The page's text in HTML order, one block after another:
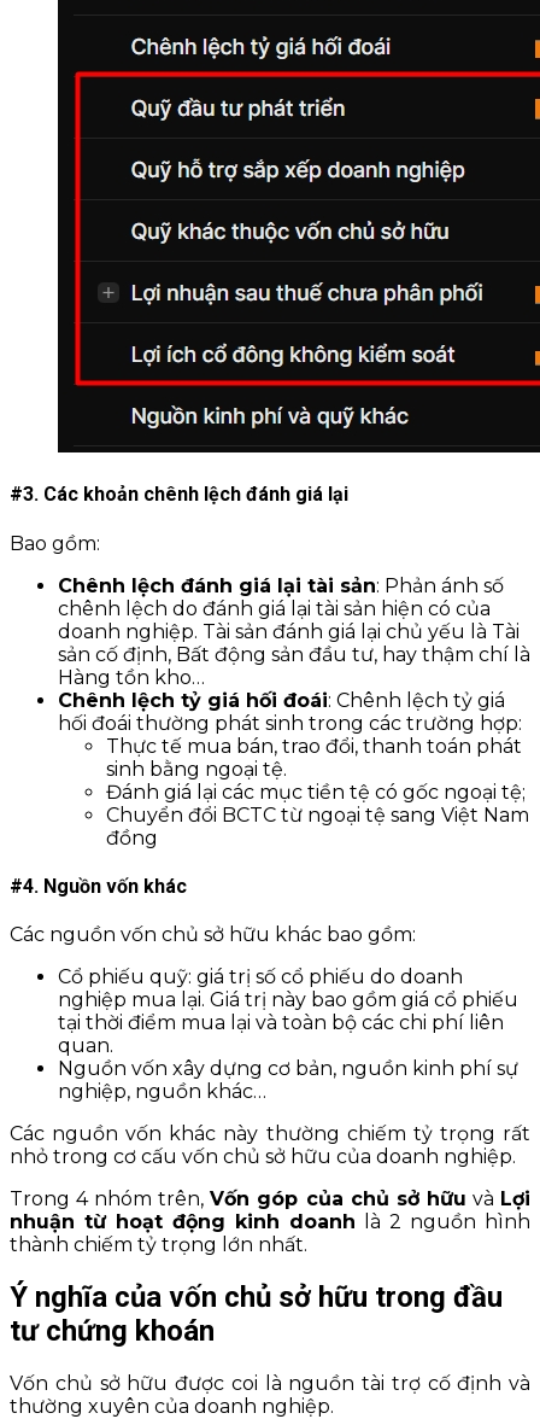
#3. Các khoản chênh lệch đánh giá lại
Bao gồm:
Chênh lệch đánh giá lại tài sản: Phản ánh số
chênh lệch do đánh giá lại tài sản hiện có của
doanh nghiệp. Tài sản đánh giá lại chủ yếu là Tài
sản cố định, Bất động sản đầu tư, hay thậm chí là
Hàng tồn kho…
Chênh lệch tỷ giá hối đoái: Chênh lệch tỷ giá
hối đoái thường phát sinh trong các trường hợp:
Thực tế mua bán, trao đổi, thanh toán phát
sinh bằng ngoại tệ.
Đánh giá lại các mục tiền tệ có gốc ngoại tệ;
Chuyển đổi BCTC từ ngoại tệ sang Việt Nam
đồng
#4. Nguồn vốn khác
Các nguồn vốn chủ sở hữu khác bao gồm:
Cổ phiếu quỹ: giá trị số cổ phiếu do doanh
nghiệp mua lại. Giá trị này bao gồm giá cổ phiếu
tại thời điểm mua lại và toàn bộ các chi phí liên
quan.
Nguồn vốn xây dựng cơ bản, nguồn kinh phí sự
nghiệp, nguồn khác…
Các nguồn vốn khác này thường chiếm tỷ trọng rất
nhỏ trong cơ cấu vốn chủ sở hữu của doanh nghiệp.
Trong 4 nhóm trên,Vốn góp của chủ sở hữu và Lợi
nhuận từ hoạt động kinh doanh là 2 nguồn hình
thành chiếm tỷ trọng lớn nhất.
Ý nghĩa của vốn chủ sở hữu trong đầu
tư chứng khoán
Vốn chủ sở hữu được coi là nguồn tài trợ cố định và
thường xuyên của doanh nghiệp.